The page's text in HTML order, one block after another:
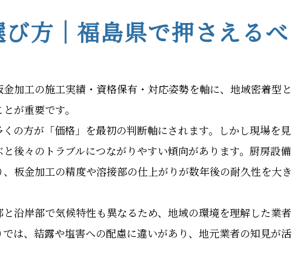
方｜福島県で押さえるべ
加工の施工実績・資格保有・対応姿勢を軸に、地域密着型と
が重要です。
の方が「価格」を最初の判断軸にされます。しかし現場を見
後々のトラブルにつながりやすい傾向があります。厨房設備
板金加工の精度や溶接部の仕上がりが数年後の耐久性を大き
沿岸部で気候特性も異なるため、地域の環境を理解した業者
は、結露や塩害への配慮に違いがあり、地元業者の知見が活